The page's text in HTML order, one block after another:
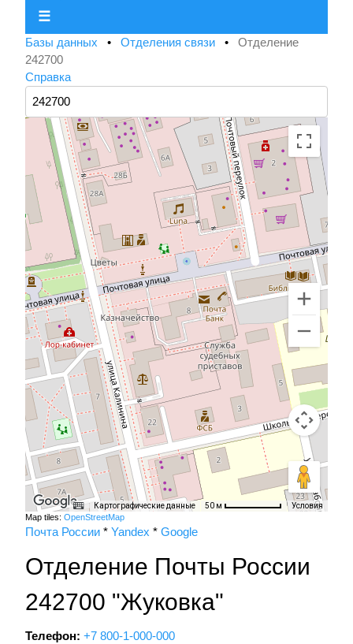
☰
Базы данных • Отделения связи • Отделение
242700
Справка
Картографические данные 50 м Условия
Map tiles: OpenStreetMap
Почта России * Yandex * Google
Отделение Почты России
242700 "Жуковка"
Телефон: +7 800-1-000-000